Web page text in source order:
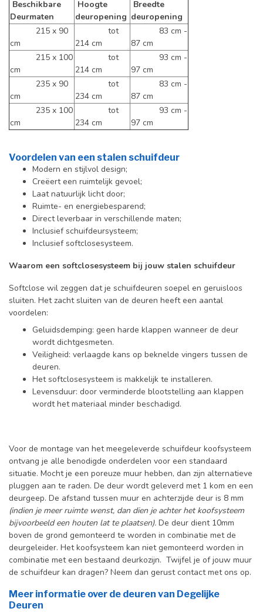
Beschikbare
Deurmaten
Hoogte
deuropening
Breedte
deuropening
215 x 90
cm
tot
214 cm
83 cm -
87 cm
215 x 100
cm
tot
214 cm
93 cm -
97 cm
235 x 90
cm
tot
234 cm
83 cm -
87 cm
235 x 100
cm
tot
234 cm
93 cm -
97 cm
Voordelen van een stalen schuifdeur
Modern en stijlvol design;
Creëert een ruimtelijk gevoel;
Laat natuurlijk licht door;
Ruimte- en energiebesparend;
Direct leverbaar in verschillende maten;
Inclusief schuifdeursysteem;
Inclusief softclosesysteem.
Waarom een softclosesysteem bij jouw stalen schuifdeur
Softclose wil zeggen dat je schuifdeuren soepel en geruisloos
sluiten. Het zacht sluiten van de deuren heeft een aantal
voordelen:
Geluidsdemping: geen harde klappen wanneer de deur
wordt dichtgesmeten.
Veiligheid: verlaagde kans op beknelde vingers tussen de
deuren.
Het softclosesysteem is makkelijk te installeren.
Levensduur: door verminderde blootstelling aan klappen
wordt het materiaal minder beschadigd.
Voor de montage van het meegeleverde schuifdeur koofsysteem
ontvang je alle benodigde onderdelen voor een standaard
situatie. Mocht je een poreuze muur hebben, dan zijn alternatieve
pluggen aan te raden. De deur wordt geleverd met 1 kom en een
deurgeep. De afstand tussen muur en achterzijde deur is 8 mm
(indien je meer ruimte wenst, dan dien je achter het koofsysteem
bijvoorbeeld een houten lat te plaatsen). De deur dient 10mm
boven de grond gemonteerd te worden in combinatie met de
deurgeleider. Het koofsysteem kan niet gemonteerd worden in
combinatie met een bestaand deurkozijn. Twijfel je of jouw muur
de schuifdeur kan dragen? Neem dan gerust contact met ons op.
Meer informatie over de deuren van Degelijke
Deuren